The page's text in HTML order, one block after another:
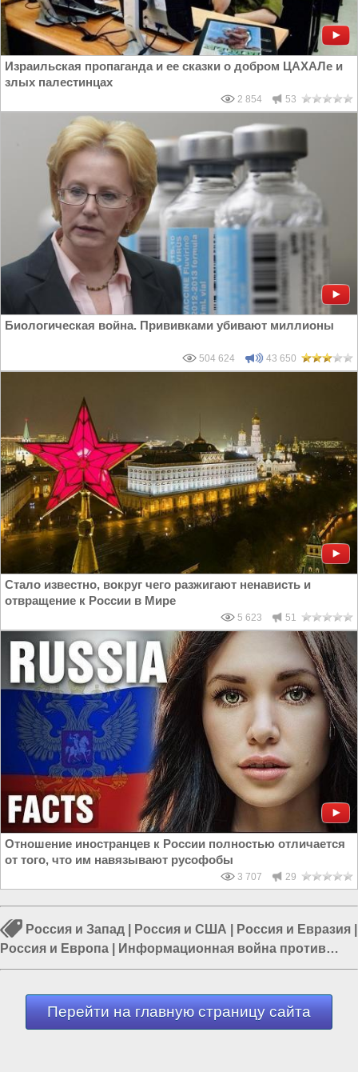
Израильская пропаганда и ее сказки о добром ЦАХАЛе и
злых палестинцах
2 854 53
Биологическая война. Прививками убивают миллионы
504 624 43 650
Стало известно, вокруг чего разжигают ненависть и
отвращение к России в Мире
5 623 51
Отношение иностранцев к России полностью отличается
от того, что им навязывают русофобы
3 707 29
Россия и Запад Россия и США Россия и Евразия
Россия и Европа
Информационная война против
России|Россия и Украина|Информационная война
Перейти на главную страницу сайта